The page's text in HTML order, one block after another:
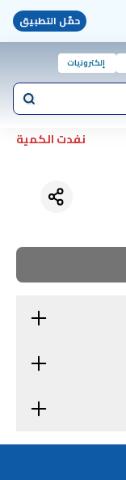
حمّل التطبيق
إلكترونيات
نفدت الكمية